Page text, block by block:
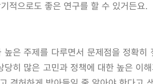
적으로도 좋은 연구를 할 수 있거든요.
은 주제를 다루면서 문제점을 정확히
히 많은 고민과 정책에 대한 높은 이